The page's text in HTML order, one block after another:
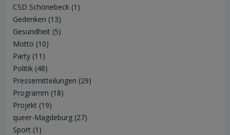
CSD Schönebeck (1)
Gedenken (13)
Gesundheit (5)
Motto (10)
Party (11)
Politik (48)
Pressemitteilungen (29)
Programm (18)
Projekt (19)
queer-Magdeburg (27)
Sport (1)